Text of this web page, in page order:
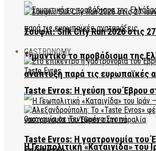
Σημαντικό το προβάδισμα της
ανάπτυξη παρά τις ευρωπαϊκές
Η Γεωπολιτική «Καταιγίδα» του
Σουφλί: Silk City Run 2026 στις 27
GASTRONOMY
Taste Evros: Η γεύση του Έβρου
Taste Evros: Η γαστρονομία του